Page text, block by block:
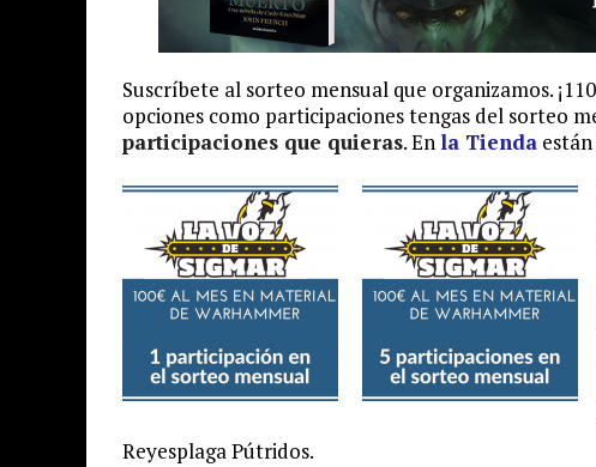
Suscríbete al sorteo mensual que organizamos.
opciones como participaciones tengas del sorteo
participaciones que quieras. Enla Tienda
Reyesplaga Pútridos.